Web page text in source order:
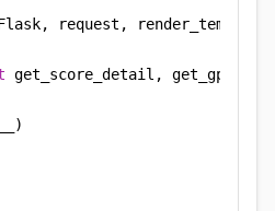
request, render_template
get_score_detail,